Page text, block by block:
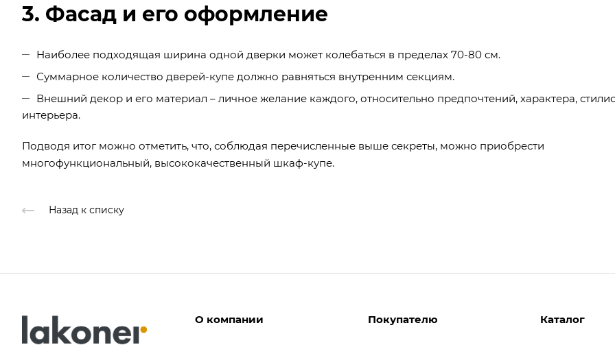
3. Фасад и его оформление
Наиболее подходящая ширина одной дверки может колебаться в пределах 70-80 см.
Суммарное количество дверей-купе должно равняться внутренним секциям.
Внешний декор и его материал – личное желание каждого, относительно предпочтений, характера,
интерьера.
Подводя итог можно отметить, что, соблюдая перечисленные выше секреты, можно приобрести
многофункциональный, высококачественный шкаф-купе.
Назад к списку
О компании Покупателю Каталог